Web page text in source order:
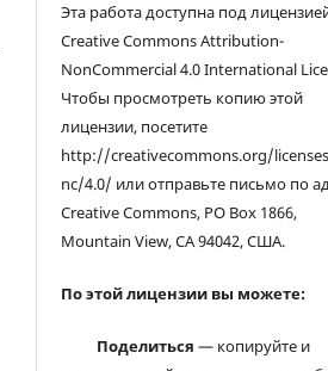
Эта работа доступна под
Creative Commons Attribution-
NonCommercial 4.0 International
Чтобы просмотреть копию этой
лицензии, посетите
http://creativecommons.org/
nc/4.0/ или отправьте письмо по
Creative Commons, PO Box 1866,
Mountain View, CA 94042, США.
По этой лицензии вы можете:
Поделиться — копируйте и